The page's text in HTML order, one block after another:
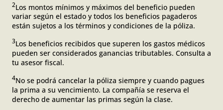
2Los montos mínimos y máximos del beneficio pueden
variar según el estado y todos los beneficios pagaderos
están sujetos a los términos y condiciones de la póliza.
3Los beneficios recibidos que superen los gastos médicos
pueden ser considerados ganancias tributables. Consulta a
tu asesor fiscal.
4No se podrá cancelar la póliza siempre y cuando pagues
la prima a su vencimiento. La compañía se reserva el
derecho de aumentar las primas según la clase.